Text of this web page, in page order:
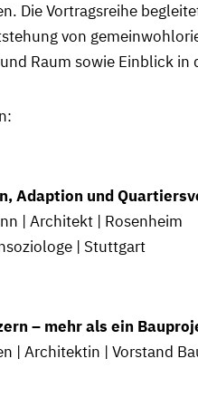
Die Vortragsreihe
von
Raum sowie Einblick in
Adaption und
| Architekt | Rosenheim
| Stuttgart
– mehr als ein
| Architektin | Vorstand